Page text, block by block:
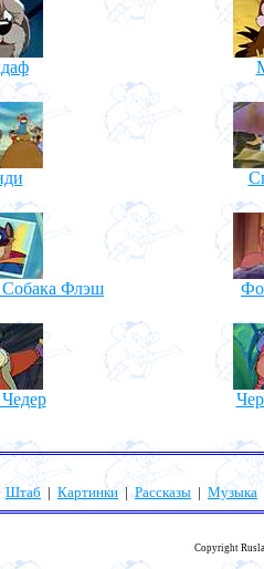
Собака Флэш
Штаб | Картинки|Рассказы | Музыка
Copyright